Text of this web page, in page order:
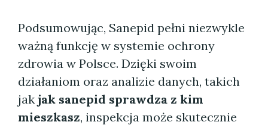
Podsumowując, Sanepid pełni niezwykle
ważną funkcję w systemie ochrony
zdrowia w Polsce. Dzięki swoim
działaniom oraz analizie danych, takich
jak jak sanepid sprawdza z kim
mieszkasz, inspekcja może skutecznie